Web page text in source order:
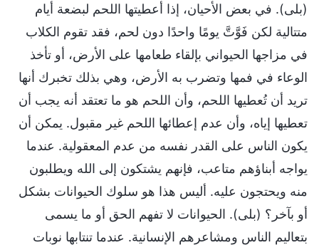
(بلى). في بعض الأحيان، إذا أعطيتها اللحم لبضعة أيام
متتالية لكن فَوَّتَّ يومًا واحدًا دون لحم، فقد تقوم الكلاب
في مزاجها الحيواني بإلقاء طعامها على الأرض، أو تأخذ
الوعاء في فمها وتضرب به الأرض، وهي بذلك تخبرك أنها
تريد أن تُعطيها اللحم، وأن اللحم هو ما تعتقد أنه يجب أن
تعطيها إياه، وأن عدم إعطائها اللحم غير مقبول. يمكن أن
يكون الناس على القدر نفسه من عدم المعقولية. عندما
يواجه أبناؤهم متاعب، فإنهم يشتكون إلى الله ويطلبون
منه ويحتجون عليه. أليس هذا هو سلوك الحيوانات بشكل
أو بآخر؟ (بلى). الحيوانات لا تفهم الحق أو ما يسمى
بتعاليم الناس ومشاعرهم الإنسانية. عندما تنتابها نوبات